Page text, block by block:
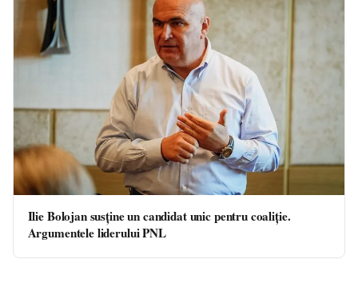
Ilie Bolojan susține un candidat unic pentru coaliție.
Argumentele liderului PNL